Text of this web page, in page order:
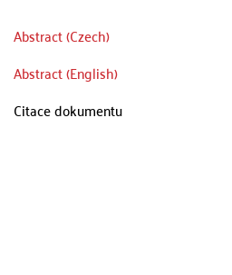
Abstract (Czech)
Abstract (English)
Citace dokumentu